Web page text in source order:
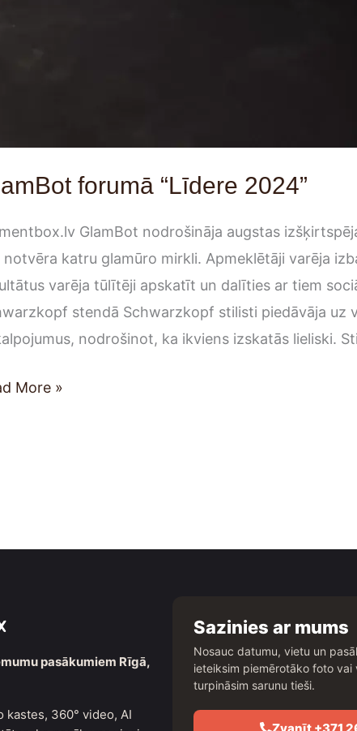
forumā “Līdere 2024”
GlamBot nodrošināja augstas
notvēra katru glamūro mirkli. Apmeklētāji varēja
varēja tūlītēji apskatīt un dalīties ar tiem
stendā Schwarzkopf stilisti piedāvāja uz
nodrošinot, ka ikviens izskatās lieliski.
More »
pasākumiem Rīgā,
kastes, 360° video, AI
Sazinies ar mums
Nosauc datumu, vietu un
ieteiksim piemērotāko foto vai
turpināsim sarunu tieši.
Zvanīt +371